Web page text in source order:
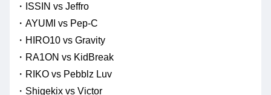
・ISSIN vs Jeffro
・AYUMI vs Pep-C
・HIRO10 vs Gravity
・RA1ON vs KidBreak
・RIKO vs Pebblz Luv
・Shigekix vs Victor